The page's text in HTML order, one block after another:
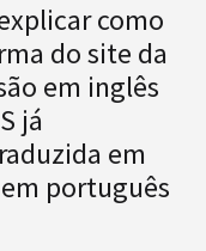
como
do site da
em inglês
já
em
português